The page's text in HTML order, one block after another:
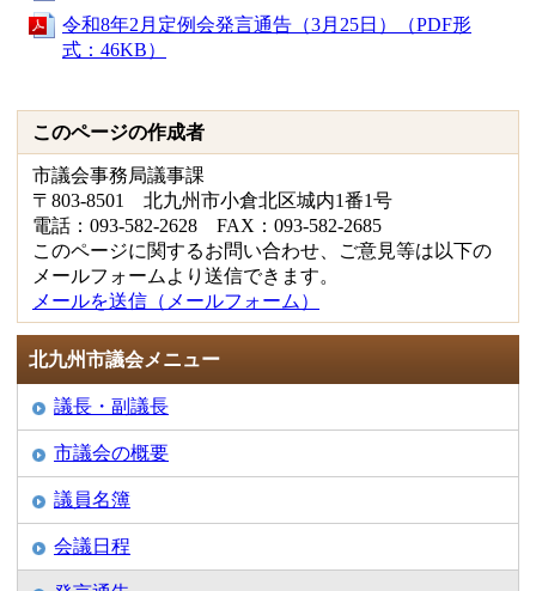
令和8年2月定例会発言通告（3月25日）（PDF形
式：46KB）
このページの作成者
市議会事務局議事課
〒803-8501 北九州市小倉北区城内1番1号
電話：093-582-2628 FAX：093-582-2685
このページに関するお問い合わせ、ご意見等は以下の
メールフォームより送信できます。
メールを送信（メールフォーム）
北九州市議会メニュー
議長・副議長
市議会の概要
議員名簿
会議日程